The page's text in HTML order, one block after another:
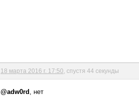
18 марта 2016 г. 17:50 , спустя 44 секунды
@adw0rd , нет